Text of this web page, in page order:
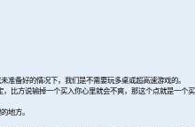
备好的情况下，我们是不需要玩多桌或超高速游戏的。
方说输掉一个买入你心里就会不爽，那这个点就是一
地方。